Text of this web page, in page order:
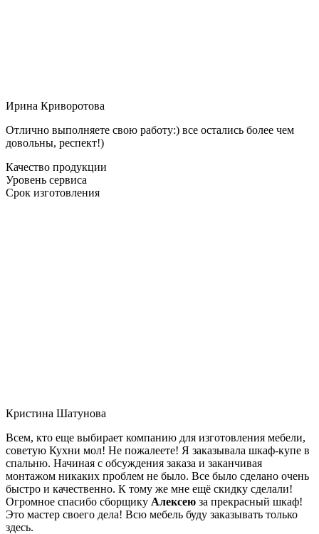
Ирина Криворотова
Отлично выполняете свою работу:) все остались более чем
довольны, респект!)
Качество продукции
Уровень сервиса
Срок изготовления
Кристина Шатунова
Всем, кто еще выбирает компанию для изготовления мебели,
советую Кухни мол! Не пожалеете! Я заказывала шкаф-купе в
спальню. Начиная с обсуждения заказа и заканчивая
монтажом никаких проблем не было. Все было сделано очень
быстро и качественно. К тому же мне ещё скидку сделали!
Огромное спасибо сборщику Алексею за прекрасный шкаф!
Это мастер своего дела! Всю мебель буду заказывать только
здесь.